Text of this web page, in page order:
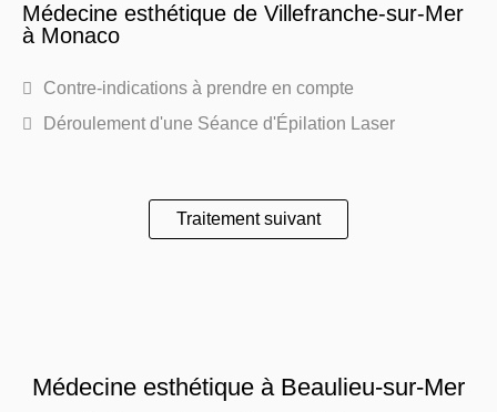
Médecine esthétique de Villefranche-sur-Mer
à Monaco
Contre-indications à prendre en compte
Déroulement d'une Séance d'Épilation Laser
Traitement suivant
Médecine esthétique à Beaulieu-sur-Mer